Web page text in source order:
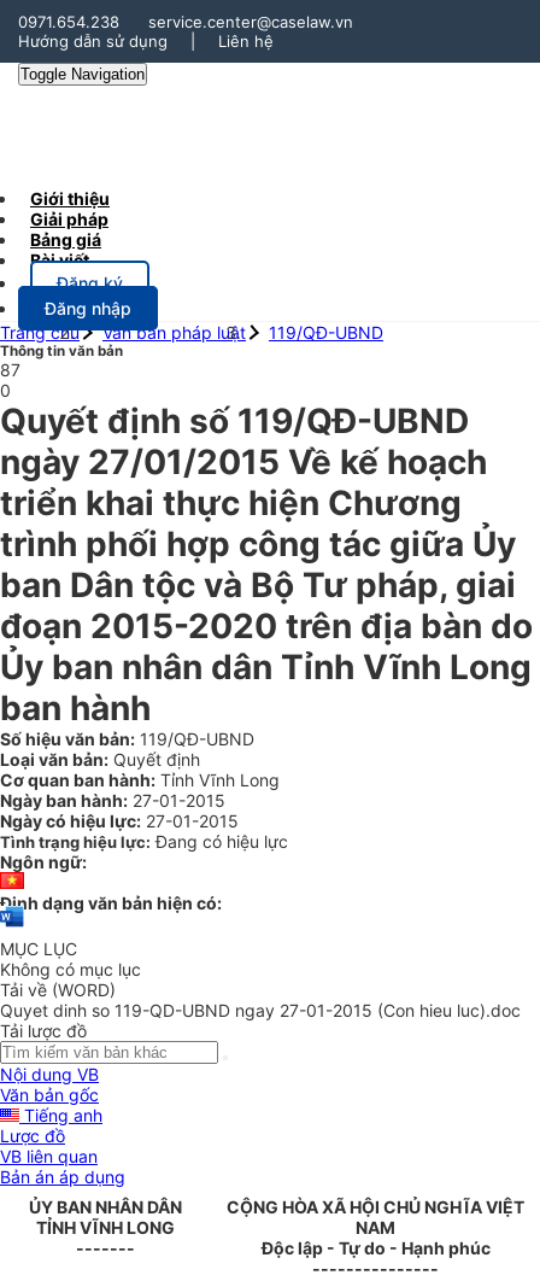
0971.654.238
service.center@caselaw.vn
Hướng dẫn sử dụng
Liên hệ
Toggle Navigation
Giới thiệu
Giải pháp
Bảng giá
Bài viết
Đăng ký
Đăng nhập
Trang chủ
Văn bản pháp luật 119/QĐ-UBND
Thông tin văn bản
87
0
Quyết định số 119/QĐ-UBND
ngày 27/01/2015 Về kế hoạch
triển khai thực hiện Chương
trình phối hợp công tác giữa Ủy
ban Dân tộc và Bộ Tư pháp, giai
đoạn 2015-2020 trên địa bàn do
Ủy ban nhân dân Tỉnh Vĩnh Long
ban hành
Số hiệu văn bản: 119/QĐ-UBND
Loại văn bản: Quyết định
Cơ quan ban hành: Tỉnh Vĩnh Long
Ngày ban hành: 27-01-2015
Ngày có hiệu lực: 27-01-2015
Tình trạng hiệu lực: Đang có hiệu lực
Ngôn ngữ:
Định dạng văn bản hiện có:
MỤC LỤC
Không có mục lục
Tải về (WORD)
Quyet dinh so 119-QD-UBND ngay 27-01-2015 (Con hieu luc).doc
Tải lược đồ
Nội dung VB
Văn bản gốc
Tiếng anh
Lược đồ
VB liên quan
Bản án áp dụng
ỦY BAN NHÂN DÂN
TỈNH VĨNH LONG
-------
CỘNG HÒA XÃ HỘI CHỦ NGHĨA VIỆT
NAM
Độc lập - Tự do - Hạnh phúc
---------------